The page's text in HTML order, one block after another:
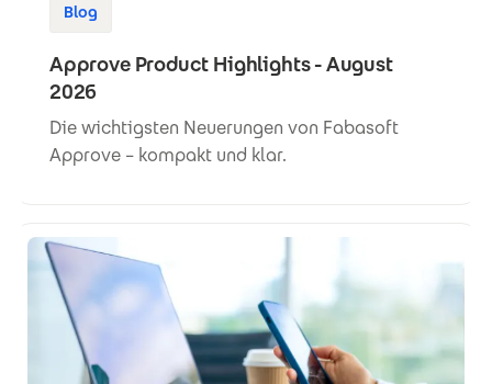
Blog
Approve Product Highlights - August
2026
Die wichtigsten Neuerungen von Fabasoft
Approve – kompakt und klar.